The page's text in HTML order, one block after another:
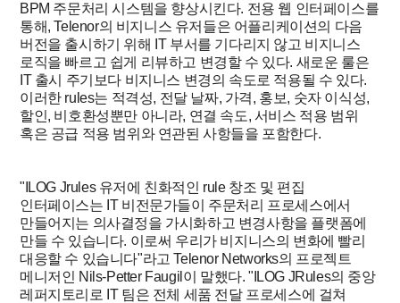
BPM 주문처리 시스템을 향상시킨다. 전용 웹 인터페이스를
통해, Telenor의 비지니스 유저들은 어플리케이션의 다음
버전을 출시하기 위해 IT 부서를 기다리지 않고 비지니스
로직을 빠르고 쉽게 리뷰하고 변경할 수 있다. 새로운 룰은
IT 출시 주기보다 비지니스 변경의 속도로 적용될 수 있다.
이러한 rules는 적격성, 전달 날짜, 가격, 홍보, 숫자 이식성,
할인, 비호환성뿐만 아니라, 연결 속도, 서비스 적용 범위
혹은 공급 적용 범위와 연관된 사항들을 포함한다.
"ILOG Jrules 유저에 친화적인 rule 창조 및 편집
인터페이스는 IT 비전문가들이 주문처리 프로세스에서
만들어지는 의사결정을 가시화하고 변경사항을 플랫폼에
만들 수 있습니다. 이로써 우리가 비지니스의 변화에 빨리
대응할 수 있습니다"라고 Telenor Networks의 프로젝트
메니저인 Nils-Petter Faugil이 말했다. "ILOG JRules의 중앙
레퍼지토리로 IT 팀은 전체 세품 전달 프로세스에 걸쳐